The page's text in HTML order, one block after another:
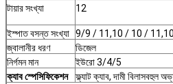
টায়ার সংখ্যা
12
ইস্পাত বসন্ত সংখ্যা 9/9 / 11,10 / 10 /
জ্বালানীর ধরণ
ডিজেল
নির্গমন মান
ইউরো 3/4/5
ক্যাব স্পেসিফিকেশন
ফ্ল্যাট ক্যাব, দামী বিলাসবহুল